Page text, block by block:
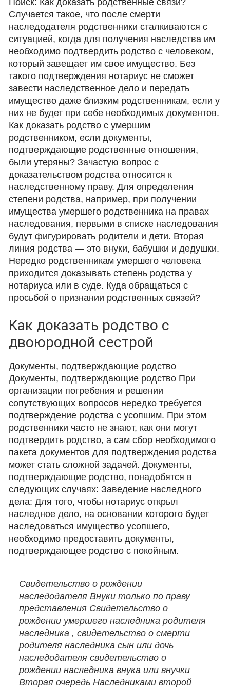
Поиск: Как доказать родственные связи?
Случается такое, что после смерти
наследодателя родственники сталкиваются с
ситуацией, когда для получения наследства им
необходимо подтвердить родство с человеком,
который завещает им свое имущество. Без
такого подтверждения нотариус не сможет
завести наследственное дело и передать
имущество даже близким родственникам, если у
них не будет при себе необходимых документов.
Как доказать родство с умершим
родственником, если документы,
подтверждающие родственные отношения,
были утеряны? Зачастую вопрос с
доказательством родства относится к
наследственному праву. Для определения
степени родства, например, при получении
имущества умершего родственника на правах
наследования, первыми в списке наследования
будут фигурировать родители и дети. Вторая
линия родства — это внуки, бабушки и дедушки.
Нередко родственникам умершего человека
приходится доказывать степень родства у
нотариуса или в суде. Куда обращаться с
просьбой о признании родственных связей?
Как доказать родство с
двоюродной сестрой
Документы, подтверждающие родство
Документы, подтверждающие родство При
организации погребения и решении
сопутствующих вопросов нередко требуется
подтверждение родства с усопшим. При этом
родственники часто не знают, как они могут
подтвердить родство, а сам сбор необходимого
пакета документов для подтверждения родства
может стать сложной задачей. Документы,
подтверждающие родство, понадобятся в
следующих случаях: Заведение наследного
дела: Для того, чтобы нотариус открыл
наследное дело, на основании которого будет
наследоваться имущество усопшего,
необходимо предоставить документы,
подтверждающее родство с покойным.
Свидетельство о рождении
наследодателя Внуки только по праву
представления Свидетельство о
рождении умершего наследника родителя
наследника , свидетельство о смерти
родителя наследника сын или дочь
наследодателя свидетельство о
рождении наследника внука или внучки
Вторая очередь Наследниками второй